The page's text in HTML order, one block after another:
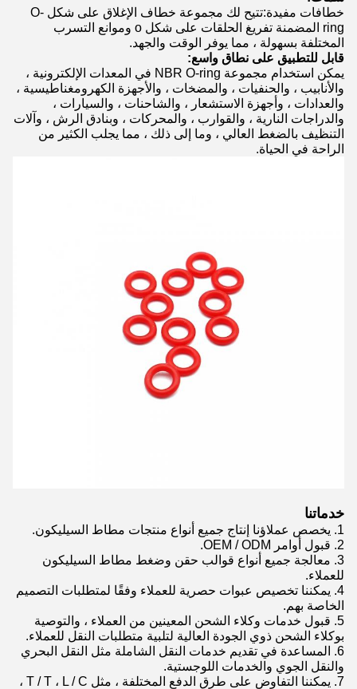
خطافات مفيدة:
تتيح لك مجموعة خطاف الإغلاق على شكل O-
ring المضمنة تفريغ الحلقات على شكل o وموانع التسرب
المختلفة بسهولة ، مما يوفر الوقت والجهد.
قابل للتطبيق على نطاق واسع:
يمكن استخدام مجموعة NBR O-ring في المعدات الإلكترونية ،
والأنابيب ، والحنفيات ، والمضخات ، والأجهزة الكهرومغناطيسية ،
والعدادات ، وأجهزة الاستشعار ، والشاحنات ، والسيارات ،
والدراجات النارية ، والقوارب ، والمحركات ، وبنادق الرش ، وآلات
التنظيف بالضغط العالي ، وما إلى ذلك ، مما يجلب الكثير من
الراحة في الحياة.
خدماتنا
1. يخصص عملاؤنا إنتاج جميع أنواع منتجات مطاط السيليكون.
2. قبول أوامر OEM / ODM.
3. معالجة جميع أنواع قوالب حقن وضغط مطاط السيليكون
للعملاء.
4. يمكننا تخصيص عبوات حصرية للعملاء وفقًا لمتطلبات التصميم
الخاصة بهم.
5. قبول خدمات وكلاء الشحن المعينين من العملاء ، والتوصية
بوكلاء الشحن ذوي الجودة العالية لتلبية متطلبات النقل للعملاء.
6. المساعدة في تقديم خدمات النقل الشاملة مثل النقل البحري
والنقل الجوي والخدمات اللوجستية.
7. يمكننا التفاوض على طرق الدفع المختلفة ، مثل T / T ، L / C ،